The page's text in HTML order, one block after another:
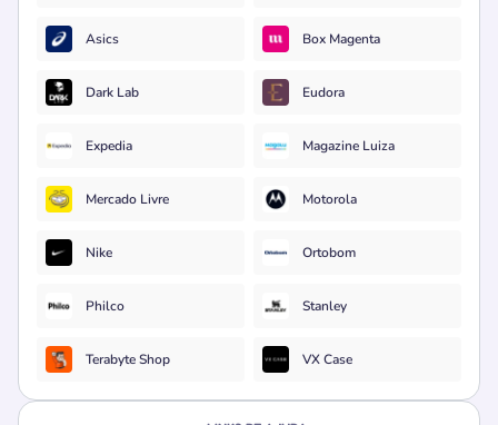
Asics Box Magenta
Dark Lab Eudora
Expedia Magazine Luiza
Mercado Livre Motorola
Nike Ortobom
Philco Stanley
Terabyte Shop VX Case